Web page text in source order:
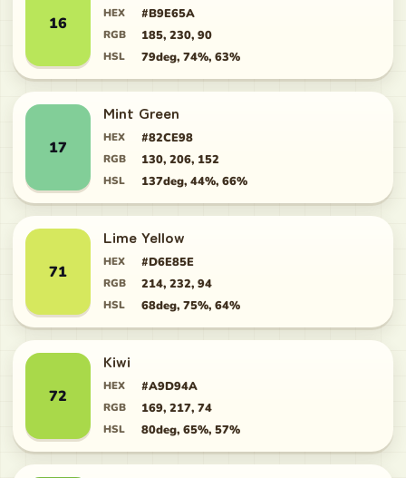
16
HEX #B9E65A
RGB 185, 230, 90
HSL 79deg, 74%, 63%
17
Mint Green
HEX #82CE98
RGB 130, 206, 152
HSL 137deg, 44%, 66%
71
Lime Yellow
HEX #D6E85E
RGB 214, 232, 94
HSL 68deg, 75%, 64%
72
Kiwi
HEX #A9D94A
RGB 169, 217, 74
HSL 80deg, 65%, 57%